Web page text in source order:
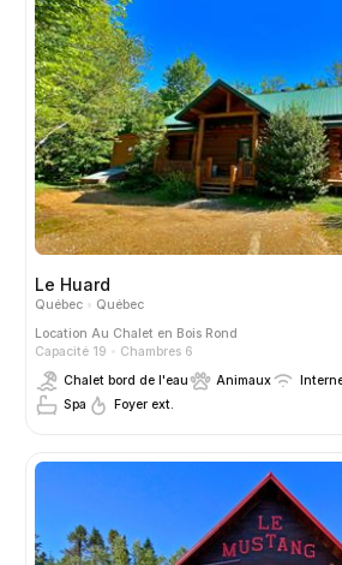
Le Huard
Québec
Québec
Location Au Chalet en Bois Rond
Capacité 19
Chambres 6
Chalet bord de l'eau
Animaux
Spa
Foyer ext.